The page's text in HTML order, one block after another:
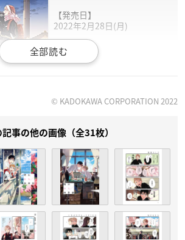
【発売日】
2022年2月28日(月)
アニメイトで購入
© KADOKAWA CORPORATION 2022
記事の他の画像（全31枚）